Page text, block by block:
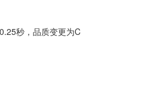
秒，品质变更为C